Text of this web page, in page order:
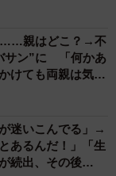
……親はどこ？→不
サン”に 「何かあ
けても両親は気づ
迷いこんでる」→
あるんだ！」「生
続出、その後